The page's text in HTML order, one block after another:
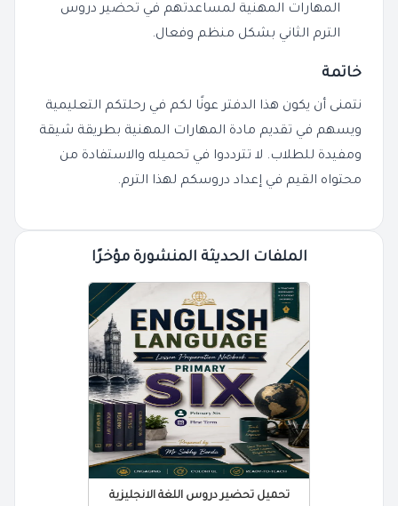
المهارات المهنية لمساعدتهم في تحضير دروس
الترم الثاني بشكل منظم وفعال.
خاتمة
نتمنى أن يكون هذا الدفتر عونًا لكم في رحلتكم التعليمية
ويسهم في تقديم مادة المهارات المهنية بطريقة شيقة
ومفيدة للطلاب. لا تترددوا في تحميله والاستفادة من
محتواه القيم في إعداد دروسكم لهذا الترم.
الملفات الحديثة المنشورة مؤخرًا
تحميل تحضير دروس اللغة الانجليزية